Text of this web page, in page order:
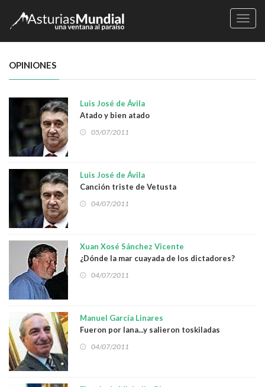
OPINIONES
Luis José de Ávila
Atado y bien atado
05/07/2011
Luis José de Ávila
Canción triste de Vetusta
04/07/2011
Xuan Xosé Sánchez Vicente
¿Dónde la mar cuayada de los dictadores?
04/07/2011
Manuel García Linares
Fueron por lana...y salieron toskiladas
04/07/2011